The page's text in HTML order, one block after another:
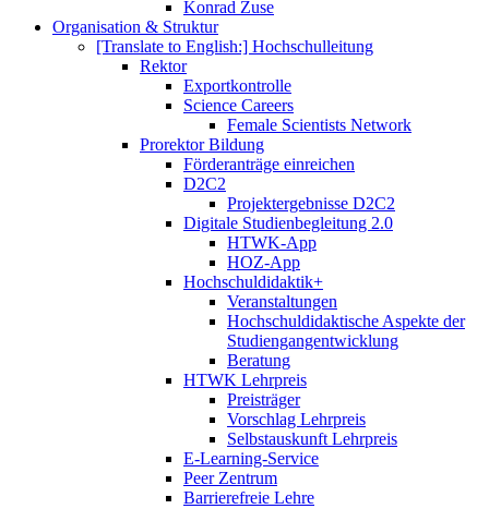
Konrad Zuse
Organisation & Struktur
[Translate to English:] Hochschulleitung
Rektor
Exportkontrolle
Science Careers
Female Scientists Network
Prorektor Bildung
Förderanträge einreichen
D2C2
Projektergebnisse D2C2
Digitale Studienbegleitung 2.0
HTWK-App
HOZ-App
Hochschuldidaktik+
Veranstaltungen
Hochschuldidaktische Aspekte der
Studiengangentwicklung
Beratung
HTWK Lehrpreis
Preisträger
Vorschlag Lehrpreis
Selbstauskunft Lehrpreis
E-Learning-Service
Peer Zentrum
Barrierefreie Lehre